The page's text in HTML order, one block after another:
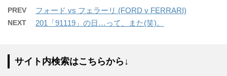
PREV フォード vs フェラーリ (FORD v FERRARI)
NEXT 201「91119」の日…って、また(笑)。
サイト内検索はこちらから↓